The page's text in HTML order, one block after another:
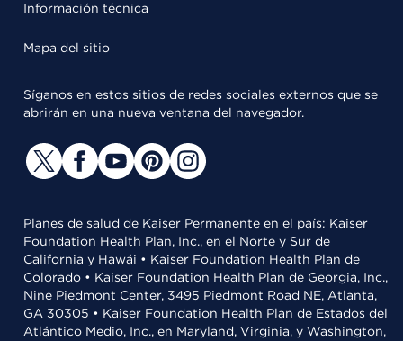
Información técnica
Mapa del sitio
Síganos en estos sitios de redes sociales externos que se
abrirán en una nueva ventana del navegador.
Planes de salud de Kaiser Permanente en el país: Kaiser
Foundation Health Plan, Inc., en el Norte y Sur de
California y Hawái • Kaiser Foundation Health Plan de
Colorado • Kaiser Foundation Health Plan de Georgia, Inc.,
Nine Piedmont Center, 3495 Piedmont Road NE, Atlanta,
GA 30305 • Kaiser Foundation Health Plan de Estados del
Atlántico Medio, Inc., en Maryland, Virginia, y Washington,